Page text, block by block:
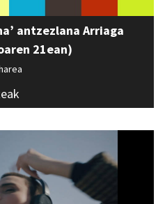
antzezlana Arriaga
21ean)